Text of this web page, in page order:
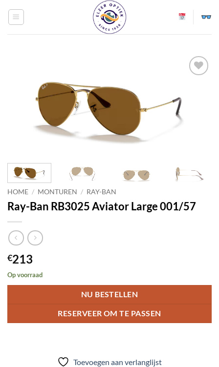
naar
verlanglijst
HOME / MONTUREN / RAY-BAN
Ray-Ban RB3025 Aviator Large 001/57
€213
Op voorraad
NU BESTELLEN
RESERVEER OM TE PASSEN
Toevoegen aan verlanglijst